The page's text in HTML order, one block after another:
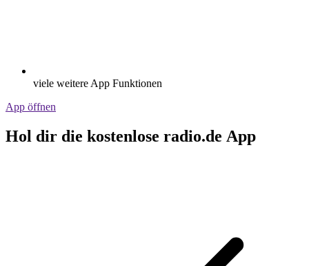
viele weitere App Funktionen
App öffnen
Hol dir die kostenlose radio.de App